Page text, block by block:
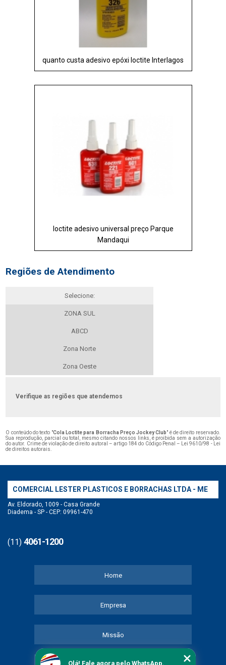
quanto custa adesivo epóxi loctite Interlagos
loctite adesivo universal preço Parque
Mandaqui
Regiões de Atendimento
Selecione:
ZONA SUL
ABCD
Zona Norte
Zona Oeste
Verifique as regiões que atendemos
O conteúdo do texto "Cola Loctite para Borracha Preço Jockey Club" é de direito reservado.
Sua reprodução, parcial ou total, mesmo citando nossos links, é proibida sem a autorização
do autor. Crime de violação de direito autoral – artigo 184 do Código Penal –
Lei 9610/98 - Lei
de direitos autorais
COMERCIAL LESTER PLASTICOS E BORRACHAS LTDA - ME
Av. Eldorado, 1009 - Casa Grande
Diadema - SP - CEP: 09961-470
(11) 4061-1200
Home
Empresa
Missão
Olá! Fale agora pelo WhatsApp.